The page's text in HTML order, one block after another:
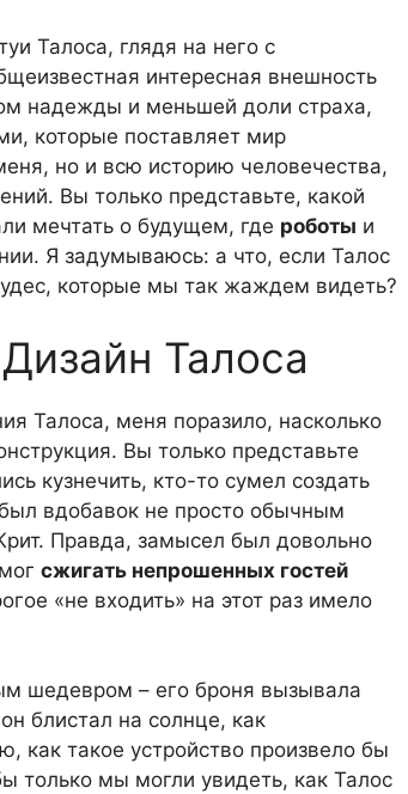
Талоса, глядя на него с
интересная внешность
надежды и меньшей доли страха,
которые поставляет мир
но и всю историю человечества,
Вы только представьте, какой
мечтать о будущем, где роботы и
Я задумываюсь: а что, если Талос
которые мы так жаждем видеть?
Талоса
Талоса, меня поразило, насколько
Вы только представьте
кузнечить, кто-то сумел создать
вдобавок не просто обычным
Правда, замысел был довольно
сжигать непрошенных гостей
«не входить» на этот раз имело
шедевром – его броня вызывала
блистал на солнце, как
как такое устройство произвело бы
только мы могли увидеть, как Талос